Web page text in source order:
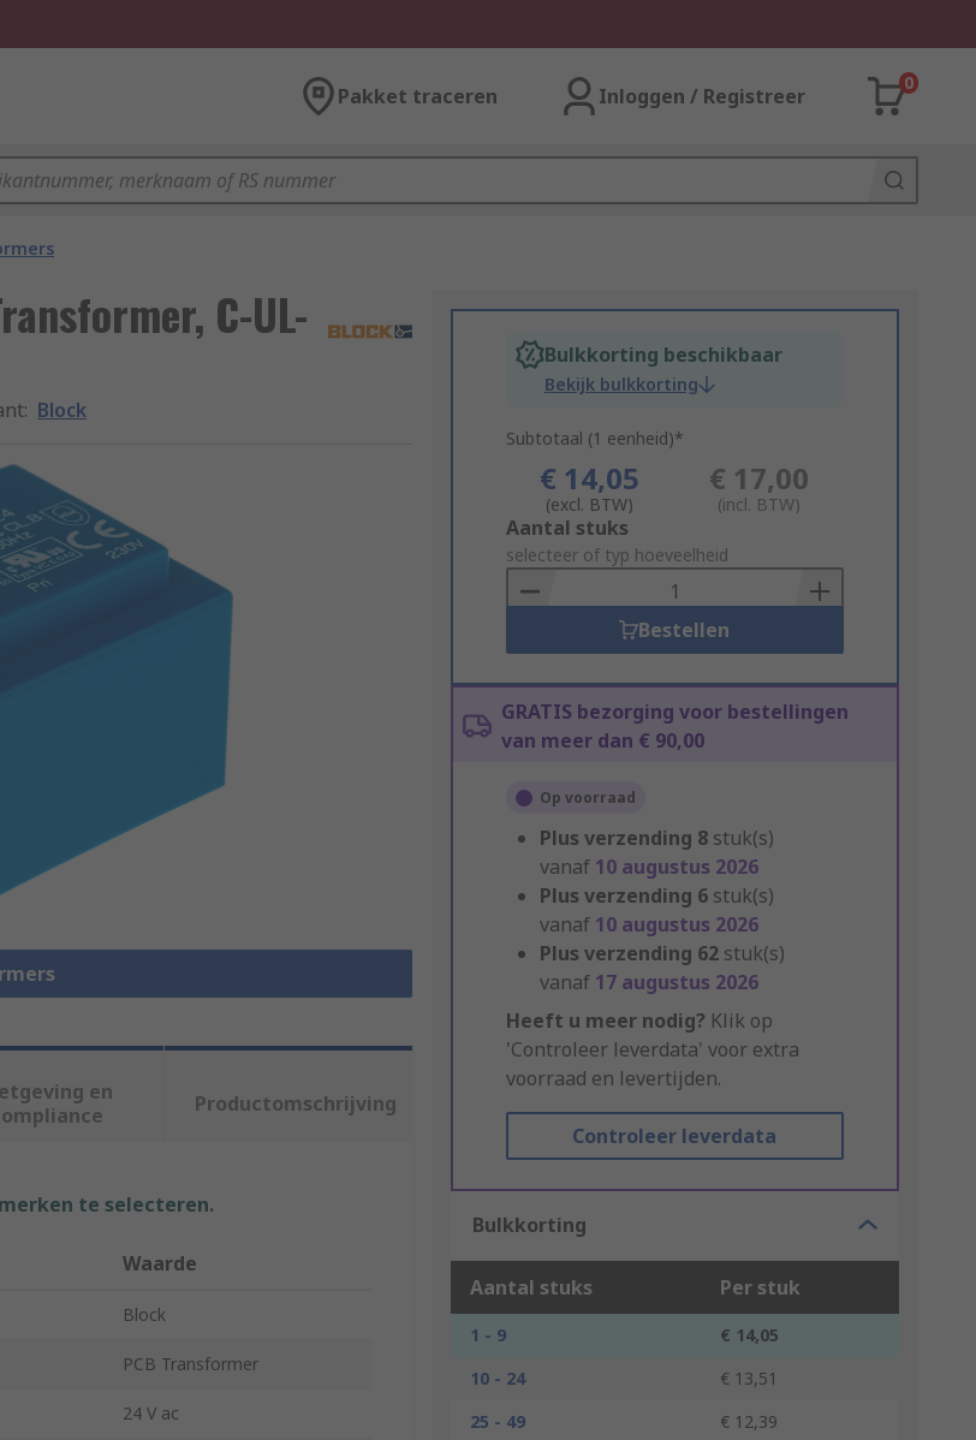
Pakket traceren Inloggen / Registreer
0
C-UL-
: Block
Bulkkorting beschikbaar
Bekijk bulkkorting
Subtotaal (1 eenheid)*
€ 14,05
(excl. BTW)
€ 17,00
(incl. BTW)
Add
to
Basket
Aantal stuks
selecteer of typ hoeveelheid
Bestellen
GRATIS bezorging voor bestellingen
van meer dan € 90,00
Op voorraad
Plus verzending 8 stuk(s)
vanaf 10 augustus 2026
Plus verzending 6 stuk(s)
vanaf 10 augustus 2026
Plus verzending 62 stuk(s)
vanaf 17 augustus 2026
Heeft u meer nodig? Klik op
'Controleer leverdata' voor extra
voorraad en levertijden.
Controleer leverdata
Bulkkorting
Aantal stuks Per stuk
1 - 9
€ 14,05
10 - 24
€ 13,51
25 - 49
€ 12,39
en
Productomschrijving
te selecteren.
Waarde
Block
PCB Transformer
24 V ac